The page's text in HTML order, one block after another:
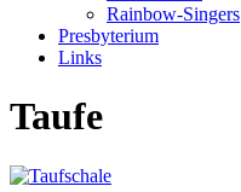
Rainbow-Singers
Presbyterium
Links
Taufe